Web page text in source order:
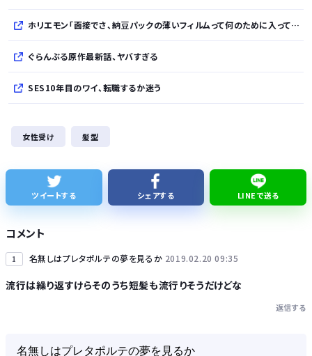
ホリエモン「面接でさ、納豆パックの薄いフィルムって何のために入っていの？って聞くわけ」
ぐらんぶる原作最新話、ヤバすぎる
SES10年目のワイ、転職するか迷う
【韓国悲報】「THE NORTH FACE」の人気が低下
女性受け 髪型
ツイートする シェアする LINEで送る
コメント
1 名無しはプレタポルテの夢を見るか 2019.02.20 09:35
流行は繰り返すけらそのうち短髪も流行りそうだけどな
返信する